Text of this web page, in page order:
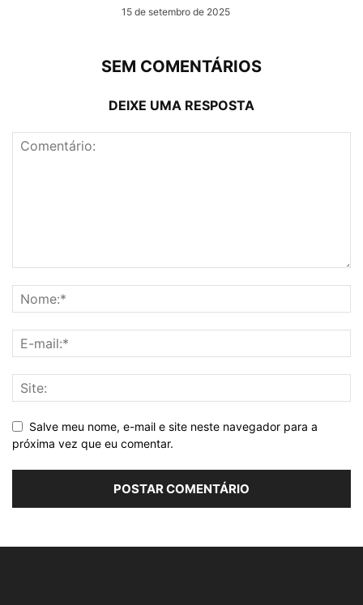
15 de setembro de 2025
SEM COMENTÁRIOS
DEIXE UMA RESPOSTA
Salve meu nome, e-mail e site neste navegador para a
próxima vez que eu comentar.